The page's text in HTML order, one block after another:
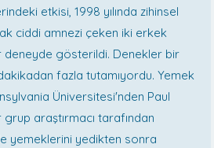
etkisi, 1998 yılında zihinsel
ciddi amnezi çeken iki erkek
deneyde gösterildi. Denekler bir
fazla tutamıyordu. Yemek
Üniversitesi'nden Paul
grup araştırmacı tarafından
yemeklerini yedikten sonra